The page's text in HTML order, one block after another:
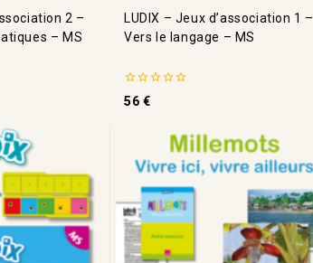
2 –
– MS
LUDIX – Jeux d’association 1 –
Vers le langage – MS
0
de
56 €